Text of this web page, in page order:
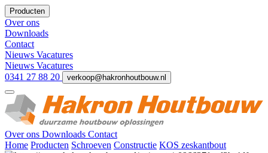
Producten
Over ons
Downloads
Contact
Nieuws Vacatures
Nieuws Vacatures
0341 27 88 20
verkoop@hakronhoutbouw.nl
Over ons Downloads Contact
Home Producten Schroeven Constructie KOS zeskantbout